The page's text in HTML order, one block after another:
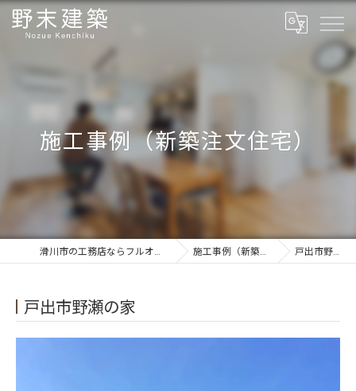
施工事例（新築注文住宅）
滑川市の工務店ならフルオーダーの野末建築 施工事例（新築注文住宅） 戸出市野瀬の家
戸出市野瀬の家